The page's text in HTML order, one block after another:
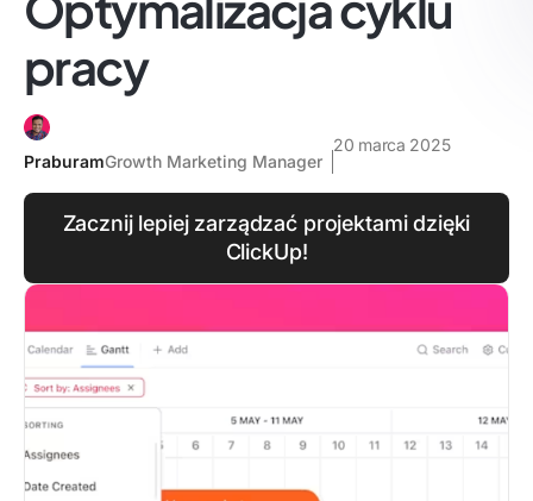
pracy
PraburamGrowth Marketing Manager
20 marca 2025
Zacznij lepiej zarządzać projektami dzięki
ClickUp!